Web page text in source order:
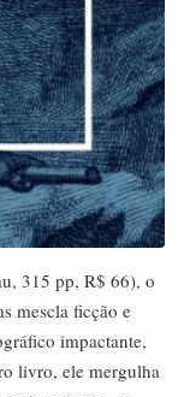
315 pp, R$ 66), o
mescla ficção e
impactante,
livro, ele mergulha